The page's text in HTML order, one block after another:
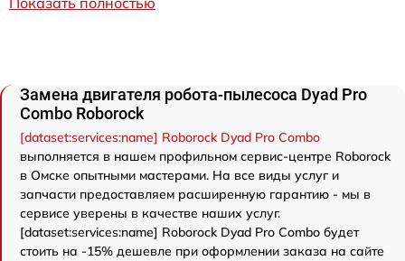
Замена двигателя робота-пылесоса Dyad Pro
Combo Roborock
[dataset:services:name] Roborock Dyad Pro Combo
выполняется в нашем профильном сервис-центре Roborock
в Омске опытными мастерами. На все виды услуг и
запчасти предоставляем расширенную гарантию - мы в
сервисе уверены в качестве наших услуг.
[dataset:services:name] Roborock Dyad Pro Combo будет
стоить на -15% дешевле при оформлении заказа на сайте